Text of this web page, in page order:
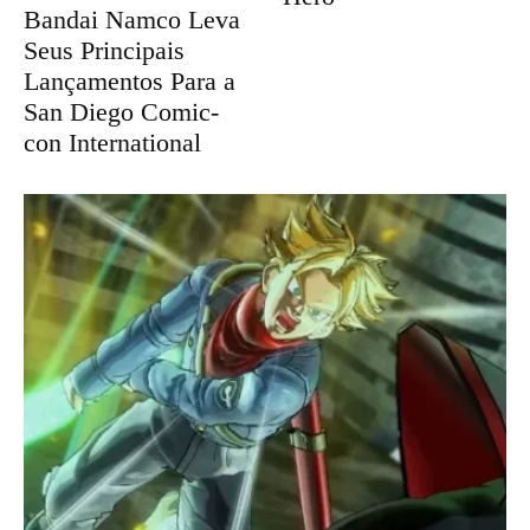
Bandai Namco Leva
Seus Principais
Lançamentos Para a
San Diego Comic-
con International